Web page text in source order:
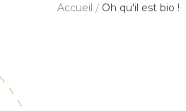
Accueil Oh qu'il est bio !